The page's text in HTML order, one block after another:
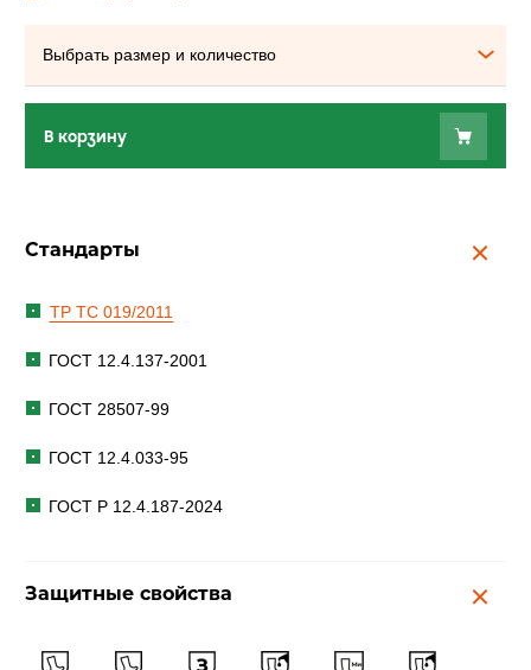
Выбрать размер и количество
В корзину
Стандарты
ТР ТС 019/2011
ГОСТ 12.4.137-2001
ГОСТ 28507-99
ГОСТ 12.4.033-95
ГОСТ Р 12.4.187-2024
Защитные свойства